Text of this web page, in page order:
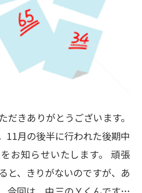
だきありがとうございます。
11月の後半に行われた後期中
知らせいたします。 頑張
と、きりがないのですが、あ